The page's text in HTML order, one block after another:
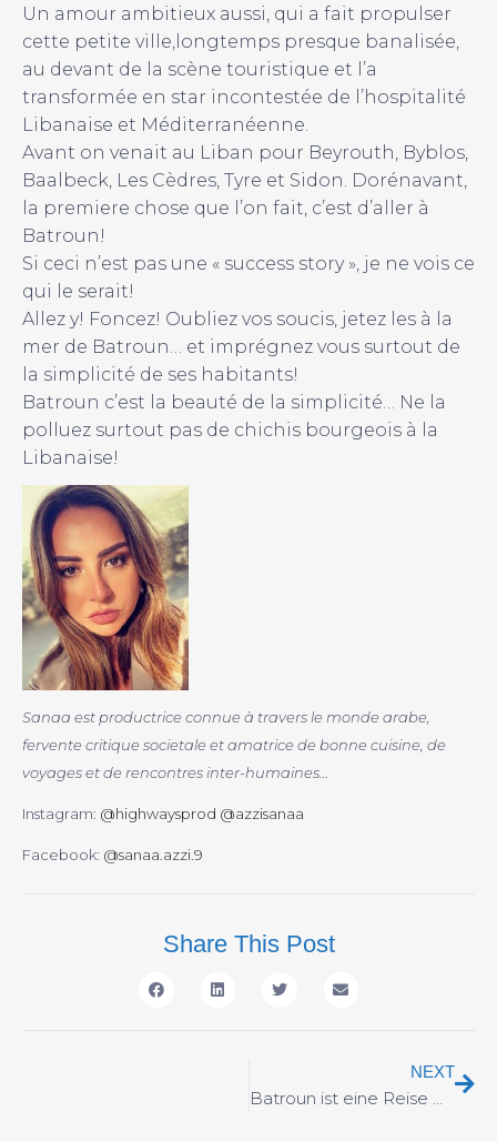
Un amour ambitieux aussi, qui a fait propulser
cette petite ville,longtemps presque banalisée,
au devant de la scène touristique et l’a
transformée en star incontestée de l’hospitalité
Libanaise et Méditerranéenne.
Avant on venait au Liban pour Beyrouth, Byblos,
Baalbeck, Les Cèdres, Tyre et Sidon. Dorénavant,
la premiere chose que l’on fait, c’est d’aller à
Batroun!
Si ceci n’est pas une « success story », je ne vois ce
qui le serait!
Allez y! Foncez! Oubliez vos soucis, jetez les à la
mer de Batroun… et imprégnez vous surtout de
la simplicité de ses habitants!
Batroun c’est la beauté de la simplicité… Ne la
polluez surtout pas de chichis bourgeois à la
Libanaise!
Sanaa est productrice connue à travers le monde arabe,
fervente critique societale et amatrice de bonne cuisine, de
voyages et de rencontres inter-humaines…
Instagram: @highwaysprod @azzisanaa
Facebook: @sanaa.azzi.9
Share This Post
NEXT